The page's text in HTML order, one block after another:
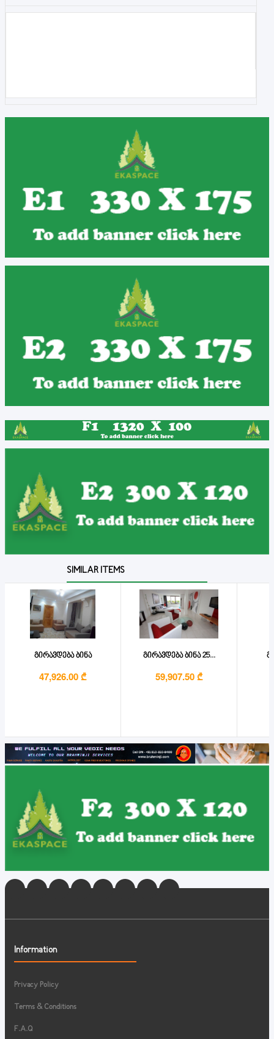
SIMILAR ITEMS
გირავდება ბინა
47,926.00 ₾
გირავდება ბინა 25...
59,907.50 ₾
Information
Privacy Policy
Terms & Conditions
F.A.Q